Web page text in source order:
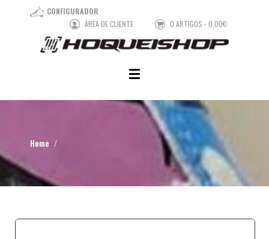
CONFIGURADOR
ÁREA DE CLIENTE
0 ARTIGOS - 0.00€
Home